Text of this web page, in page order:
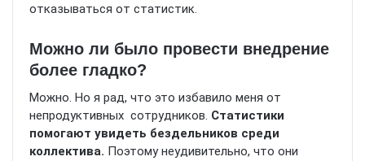
отказываться от статистик.
Можно ли было провести внедрение
более гладко?
Можно. Но я рад, что это избавило меня от
непродуктивных сотрудников. Статистики
помогают увидеть бездельников среди
коллектива. Поэтому неудивительно, что они